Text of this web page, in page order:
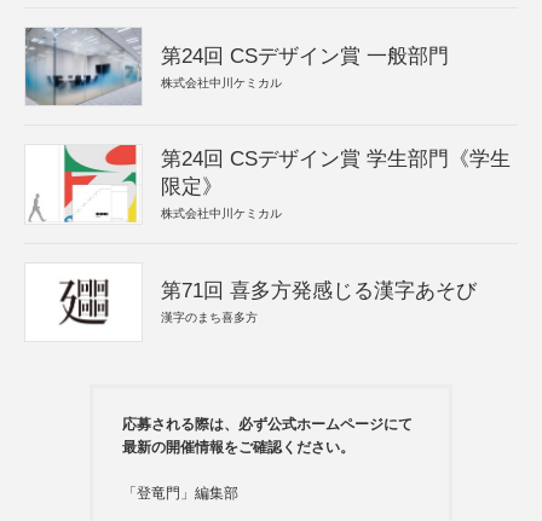
第24回 CSデザイン賞 一般部門
株式会社中川ケミカル
第24回 CSデザイン賞 学生部門《学生
限定》
株式会社中川ケミカル
第71回 喜多方発感じる漢字あそび
漢字のまち喜多方
応募される際は、必ず公式ホームページにて
最新の開催情報をご確認ください。
「登竜門」編集部